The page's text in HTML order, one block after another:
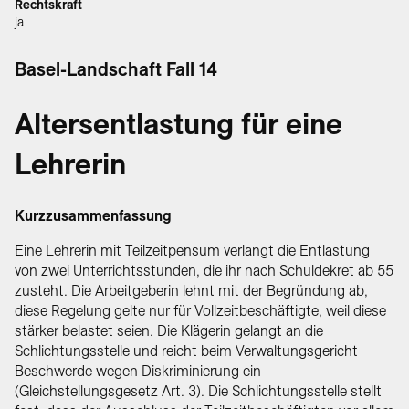
Rechtskraft
ja
Basel-Landschaft Fall 14
Altersentlastung für eine
Lehrerin
Kurzzusammenfassung
Eine Lehrerin mit Teilzeitpensum verlangt die Entlastung
von zwei Unterrichtsstunden, die ihr nach Schuldekret ab 55
zusteht. Die Arbeitgeberin lehnt mit der Begründung ab,
diese Regelung gelte nur für Vollzeitbeschäftigte, weil diese
stärker belastet seien. Die Klägerin gelangt an die
Schlichtungsstelle und reicht beim Verwaltungsgericht
Beschwerde wegen Diskriminierung ein
(Gleichstellungsgesetz Art. 3). Die Schlichtungsstelle stellt